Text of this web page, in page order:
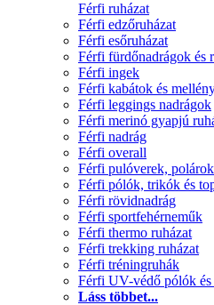
Férfi ruházat
Férfi edzőruházat
Férfi esőruházat
Férfi fürdőnadrágok és
Férfi ingek
Férfi kabátok és
Férfi leggings nadrágok
Férfi merinó gyapjú
Férfi nadrág
Férfi overall
Férfi pulóverek,
Férfi pólók, trikók és
Férfi rövidnadrág
Férfi sportfehérneműk
Férfi thermo ruházat
Férfi trekking ruházat
Férfi tréningruhák
Férfi UV-védő pólók
Láss többet...